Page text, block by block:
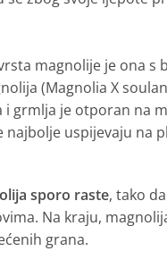
magnolije je ona s
(Magnolia X
grmlja je otporan na
najbolje uspijevaju na
sporo raste, tako
Na kraju,
grana.